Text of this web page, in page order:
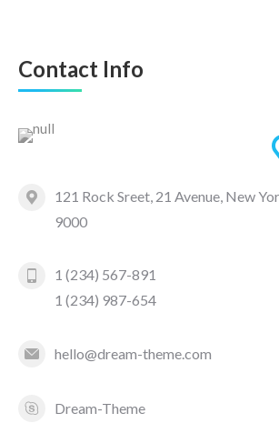
Contact Info
121 Rock Sreet, 21 Avenue, New
9000
1 (234) 567-891
1 (234) 987-654
hello@dream-theme.com
Dream-Theme